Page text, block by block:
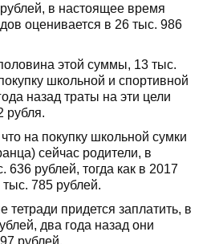
в настоящее время
оценивается в 26 тыс. 986
этой суммы, 13 тыс.
школьной и спортивной
назад траты на эти цели
рубля.
на покупку школьной сумки
сейчас родители, в
636 рублей, тогда как в 2017
тыс. 785 рублей.
тетради придется заплатить, в
два года назад они
рублей.